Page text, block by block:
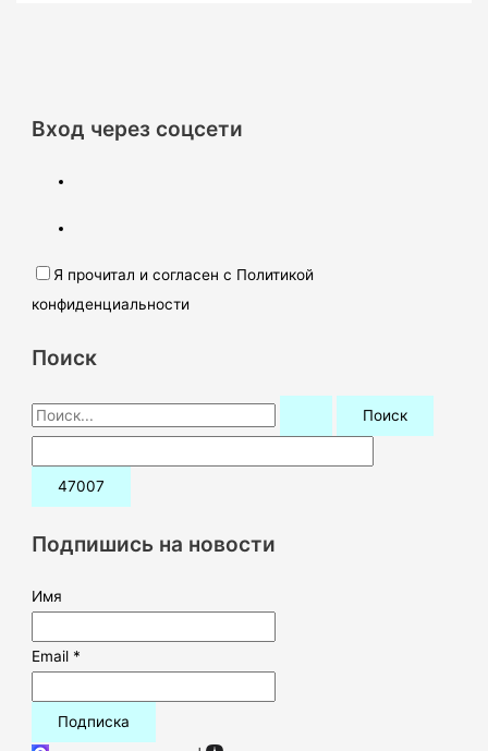
Вход через соцсети
Я прочитал и согласен с Политикой
конфиденциальности
Поиск
П
о
и
:Подпишись на новости
Имя
Email *